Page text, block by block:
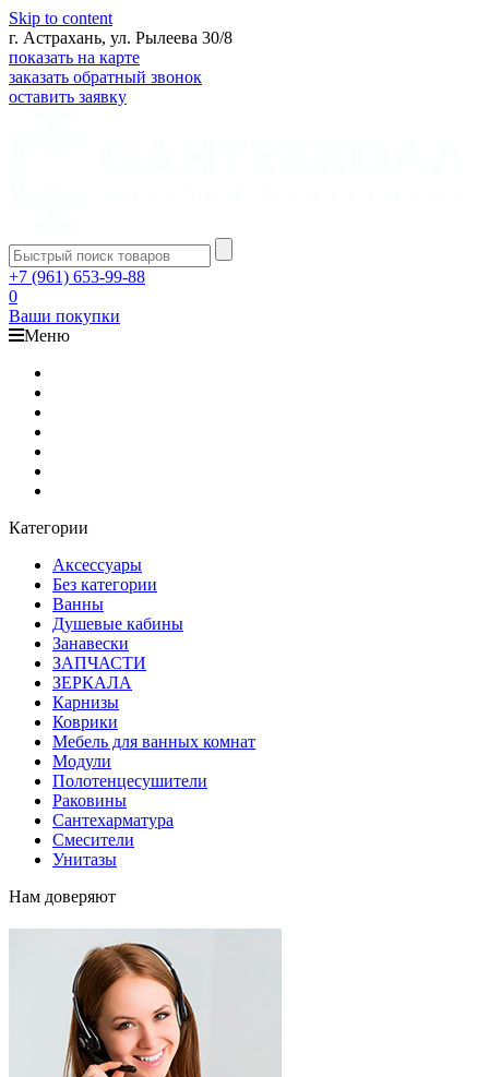
Skip to content
г. Астрахань, ул. Рылеева 30/8
показать на карте
заказать обратный звонок
оставить заявку
+7 (961) 653-99-88
0
Ваши покупки
Меню
Категории
Аксессуары
Без категории
Ванны
Душевые кабины
Занавески
ЗАПЧАСТИ
ЗЕРКАЛА
Карнизы
Коврики
Мебель для ванных комнат
Модули
Полотенцесушители
Раковины
Сантехарматура
Смесители
Унитазы
Нам доверяют